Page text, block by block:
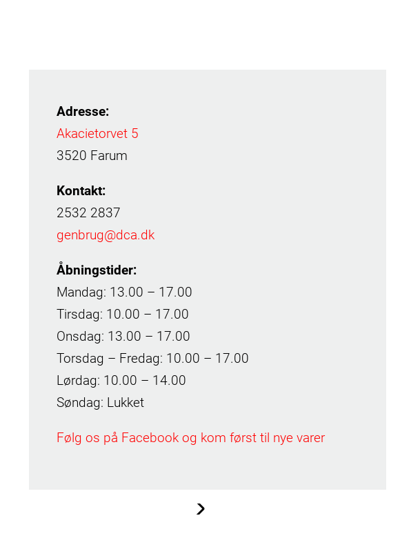
Adresse:
Akacietorvet 5
3520 Farum
Kontakt:
2532 2837
genbrug@dca.dk
Åbningstider:
Mandag: 13.00 – 17.00
Tirsdag: 10.00 – 17.00
Onsdag: 13.00 – 17.00
Torsdag – Fredag: 10.00 – 17.00
Lørdag: 10.00 – 14.00
Søndag: Lukket
Følg os på Facebook og kom først til nye varer